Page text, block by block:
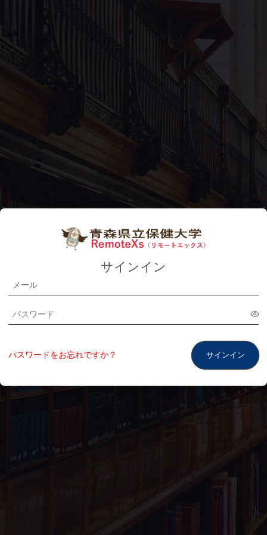
サインイン
パスワードをお忘れですか？ サインイン